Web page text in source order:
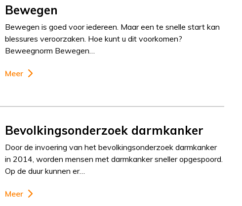
Bewegen
Bewegen is goed voor iedereen. Maar een te snelle start kan
blessures veroorzaken. Hoe kunt u dit voorkomen?
Beweegnorm Bewegen…
Meer
Bevolkingsonderzoek darmkanker
Door de invoering van het bevolkingsonderzoek darmkanker
in 2014, worden mensen met darmkanker sneller opgespoord.
Op de duur kunnen er…
Meer